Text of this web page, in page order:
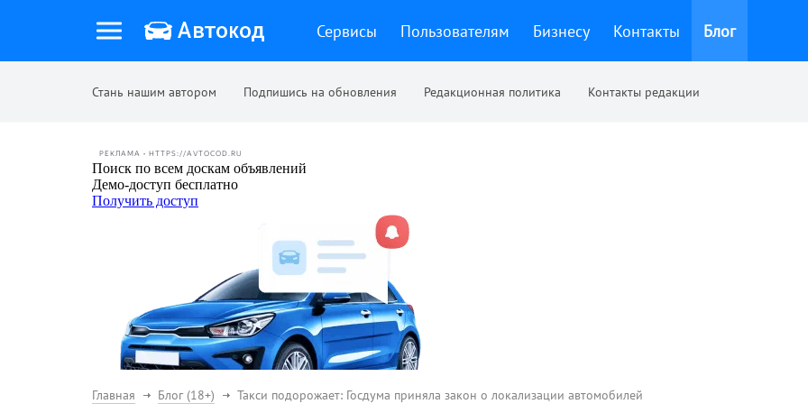
Сервисы Пользователям Бизнесу Контакты Блог
Стань нашим автором Подпишись на обновления Редакционная политика Контакты редакции
РЕКЛАМА • HTTPS://AVTOCOD.RU
Главная Блог (18+) Такси подорожает: Госдума приняла закон о локализации автомобилей